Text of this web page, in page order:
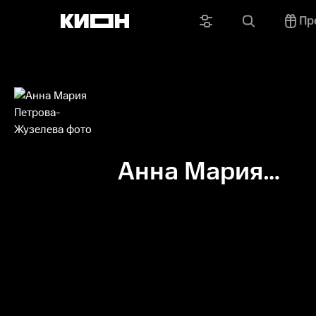
Анна Мария